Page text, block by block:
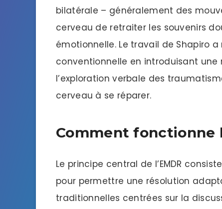
bilatérale – généralement des
cerveau de retraiter les souvenirs
émotionnelle. Le travail de Shapiro
conventionnelle en introduisant
l’exploration verbale des
cerveau à se réparer.
Comment fonctionne
Le principe central de l’EMDR
pour permettre une résolution
traditionnelles centrées sur la